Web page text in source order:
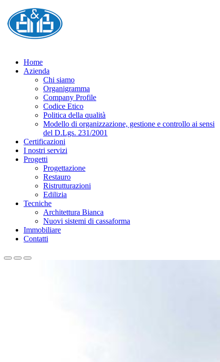
Home
Azienda
Chi siamo
Organigramma
Company Profile
Codice Etico
Politica della qualità
Modello di organizzazione, gestione e controllo ai sensi
del D.Lgs. 231/2001
Certificazioni
I nostri servizi
Progetti
Progettazione
Restauro
Ristrutturazioni
Edilizia
Tecniche
Architettura Bianca
Nuovi sistemi di cassaforma
Immobiliare
Contatti